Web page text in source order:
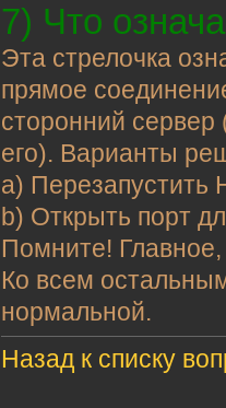
7) Что
Эта стрелочка
прямое
сторонний сервер
его). Варианты
а) Перезапустить
b) Открыть порт
Помните!
Ко всем
нормальной.
Назад к списку